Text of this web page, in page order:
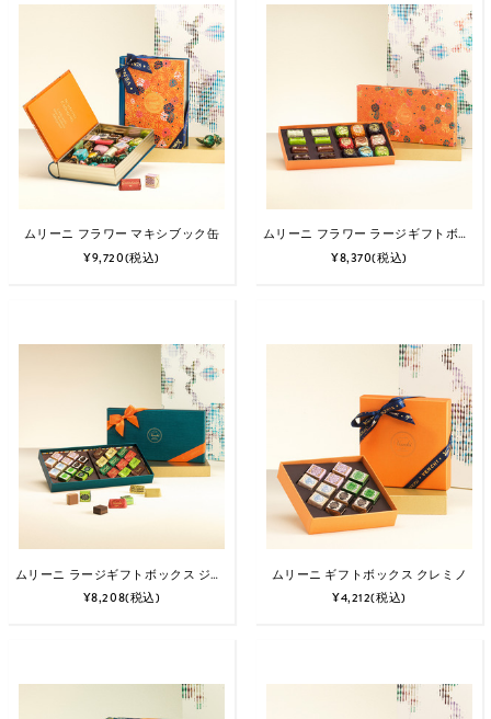
ムリーニ フラワー マキシブック缶
¥9,720(税込)
ムリーニ フラワー ラージギフトボックス チョコビア＆インゴット
¥8,370(税込)
ムリーニ ラージギフトボックス ジャンドゥイオット＆クレミノ
¥8,208(税込)
ムリーニ ギフトボックス クレミノ
¥4,212(税込)